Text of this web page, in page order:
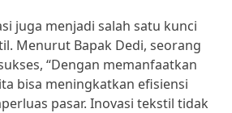
juga menjadi salah satu kunci
Menurut Bapak Dedi, seorang
“Dengan memanfaatkan
bisa meningkatkan efisiensi
pasar. Inovasi tekstil tidak